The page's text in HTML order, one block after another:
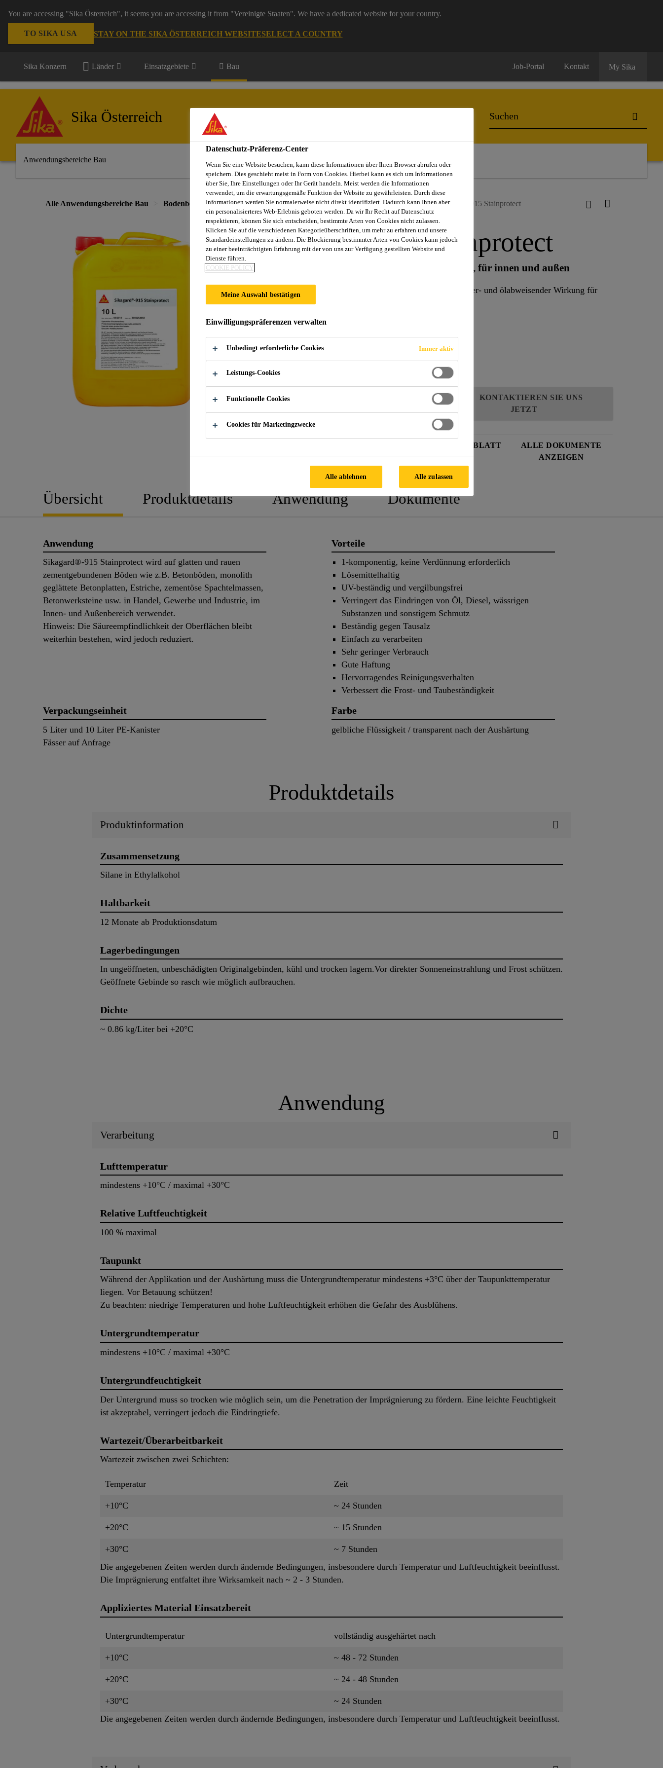
You are accessing "Sika Österreich", it seems you are accessing it from "Vereinigte Staaten". We have a dedicated website for your country.
TO SIKA USA STAY ON THE SIKA ÖSTERREICH WEBSITESELECT A COUNTRY
Sika Konzern Länder Einsatzgebiete Bau Job-Portal Kontakt My Sika
Sika Österreich
Anwendungsbereiche Bau
Alle Anwendungsbereiche Bau Bodenbeschichtungen auf Beton Veredelung für zementäre Untergründe Sikagard®-915 Stainprotect
Sikagard®-915 Stainprotect
Imprägnierung für zementgebundene Oberflächen, für innen und außen
Silanbasierte, 1-komponentige Spezialimprägnierung mit wasser- und ölabweisender Wirkung für
zementgebundene Oberflächen im Innen- und Außenbereich.
UV-beständig und vergilbungsfrei
KONTAKTIEREN SIE UNS
JETZT
SICHERHEITSDATENBLATT
ALLE DOKUMENTE
ANZEIGEN
Übersicht Produktdetails Anwendung Dokumente
Anwendung
Sikagard®-915 Stainprotect wird auf glatten und rauen
zementgebundenen Böden wie z.B. Betonböden, monolith
geglättete Betonplatten, Estriche, zementöse Spachtelmassen,
Betonwerksteine usw. in Handel, Gewerbe und Industrie, im
Innen- und Außenbereich verwendet.
Hinweis: Die Säureempfindlichkeit der Oberflächen bleibt
weiterhin bestehen, wird jedoch reduziert.
Vorteile
1-komponentig, keine Verdünnung erforderlich
Lösemittelhaltig
UV-beständig und vergilbungsfrei
Verringert das Eindringen von Öl, Diesel, wässrigen
Substanzen und sonstigem Schmutz
Beständig gegen Tausalz
Einfach zu verarbeiten
Sehr geringer Verbrauch
Gute Haftung
Hervorragendes Reinigungsverhalten
Verbessert die Frost- und Taubeständigkeit
Verpackungseinheit
5 Liter und 10 Liter PE-Kanister
Fässer auf Anfrage
Farbe
gelbliche Flüssigkeit / transparent nach der Aushärtung
Produktdetails
Produktinformation
Zusammensetzung
Silane in Ethylalkohol
Haltbarkeit
12 Monate ab Produktionsdatum
Lagerbedingungen
In ungeöffneten, unbeschädigten Originalgebinden, kühl und trocken lagern.Vor direkter Sonneneinstrahlung und Frost schützen.
Geöffnete Gebinde so rasch wie möglich aufbrauchen.
Dichte
~ 0.86 kg/Liter bei +20°C
Anwendung
Verarbeitung
Lufttemperatur
mindestens +10°C / maximal +30°C
Relative Luftfeuchtigkeit
100 % maximal
Taupunkt
Während der Applikation und der Aushärtung muss die Untergrundtemperatur mindestens +3°C über der Taupunkttemperatur
liegen. Vor Betauung schützen!
Zu beachten: niedrige Temperaturen und hohe Luftfeuchtigkeit erhöhen die Gefahr des Ausblühens.
Untergrundtemperatur
mindestens +10°C / maximal +30°C
Untergrundfeuchtigkeit
Der Untergrund muss so trocken wie möglich sein, um die Penetration der Imprägnierung zu fördern. Eine leichte Feuchtigkeit
ist akzeptabel, verringert jedoch die Eindringtiefe.
Wartezeit/Überarbeitbarkeit
Wartezeit zwischen zwei Schichten:
Temperatur Zeit
+10°C ~ 24 Stunden
+20°C ~ 15 Stunden
+30°C
~ 7 Stunden
Die angegebenen Zeiten werden durch ändernde Bedingungen, insbesondere durch Temperatur und Luftfeuchtigkeit beeinflusst.
Die Imprägnierung entfaltet ihre Wirksamkeit nach ~ 2 - 3 Stunden.
Appliziertes Material Einsatzbereit
Untergrundtemperatur vollständig ausgehärtet nach
+10°C ~ 48 - 72 Stunden
+20°C ~ 24 - 48 Stunden
+30°C
~ 24 Stunden
Die angegebenen Zeiten werden durch ändernde Bedingungen, insbesondere durch Temperatur und Luftfeuchtigkeit beeinflusst.
Datenschutz-Präferenz-Center
Wenn Sie eine Website besuchen, kann diese Informationen über Ihren Browser abrufen oder
speichern. Dies geschieht meist in Form von Cookies. Hierbei kann es sich um Informationen
über Sie, Ihre Einstellungen oder Ihr Gerät handeln. Meist werden die Informationen
verwendet, um die erwartungsgemäße Funktion der Website zu gewährleisten. Durch diese
Informationen werden Sie normalerweise nicht direkt identifiziert. Dadurch kann Ihnen aber
ein personalisierteres Web-Erlebnis geboten werden. Da wir Ihr Recht auf Datenschutz
respektieren, können Sie sich entscheiden, bestimmte Arten von Cookies nicht zulassen.
Klicken Sie auf die verschiedenen Kategorieüberschriften, um mehr zu erfahren und unsere
Standardeinstellungen zu ändern. Die Blockierung bestimmter Arten von Cookies kann jedoch
zu einer beeinträchtigten Erfahrung mit der von uns zur Verfügung gestellten Website und
Dienste führen.
COOKIE POLICY
Meine Auswahl bestätigen
Einwilligungspräferenzen verwalten
Unbedingt erforderliche Cookies Immer aktiv
Leistungs-Cookies
Funktionelle Cookies
Cookies für Marketingzwecke
Alle ablehnen Alle zulassen